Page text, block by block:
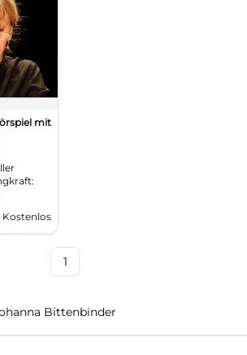
mit
21:30
Kostenlos
1
Bittenbinder